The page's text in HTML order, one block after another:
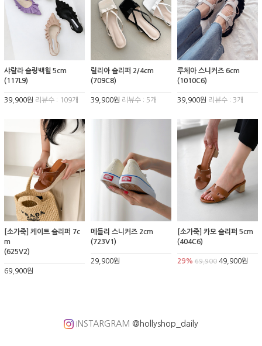
샤랄라 슬링백힐 5cm
(117L9)
39,900원 리뷰수 : 109개
릴리아 슬리퍼 2/4cm
(709C8)
39,900원 리뷰수 : 5개
루체아 스니커즈 6cm
(1010C6)
39,900원 리뷰수 : 3개
[소가죽] 케이트 슬리퍼 7c
m
(625V2)
69,900원
메들리 스니커즈 2cm
(723V1)
29,900원
[소가죽] 카모 슬리퍼 5cm
(404C6)
29% 69,90049,900원
INSTARGRAM @hollyshop_daily